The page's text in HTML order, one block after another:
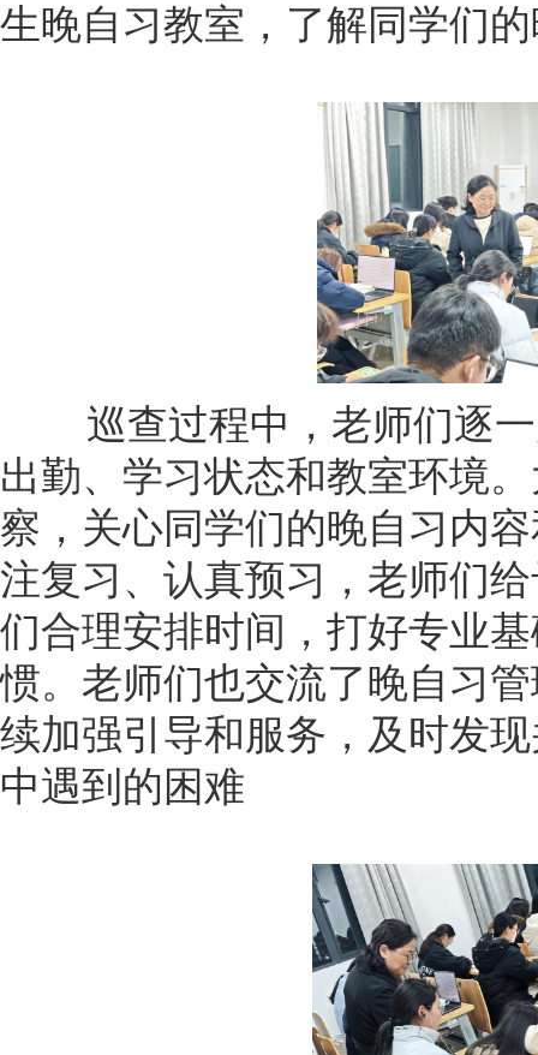
生晚自习教室，了解同学们
巡查过程中，老师们逐一
出勤、学习状态和教室环境
察，关心同学们的晚自习内
注复习、认真预习，老师们
们合理安排时间，打好专业
惯。老师们也交流了晚自习
续加强引导和服务，及时发
中遇到的困难